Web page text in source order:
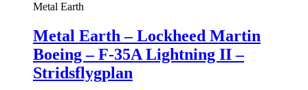
Metal Earth
Metal Earth – Lockheed Martin
Boeing – F-35A Lightning II –
Stridsflygplan